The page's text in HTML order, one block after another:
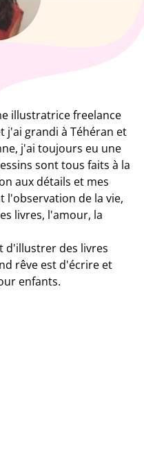
illustratrice freelance
j'ai grandi à Téhéran et
j'ai toujours eu une
sont tous faits à la
aux détails et mes
l'observation de la vie,
livres, l'amour, la
d'illustrer des livres
rêve est d'écrire et
enfants.